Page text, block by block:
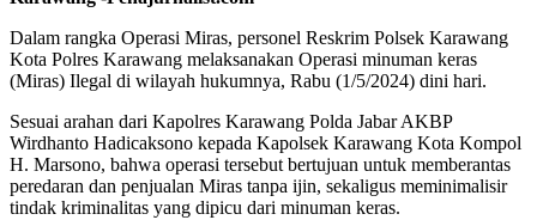
Dalam rangka Operasi Miras, personel Reskrim Polsek Karawang
Kota Polres Karawang melaksanakan Operasi minuman keras
(Miras) Ilegal di wilayah hukumnya, Rabu (1/5/2024) dini hari.
Sesuai arahan dari Kapolres Karawang Polda Jabar AKBP
Wirdhanto Hadicaksono kepada Kapolsek Karawang Kota Kompol
H. Marsono, bahwa operasi tersebut bertujuan untuk memberantas
peredaran dan penjualan Miras tanpa ijin, sekaligus meminimalisir
tindak kriminalitas yang dipicu dari minuman keras.